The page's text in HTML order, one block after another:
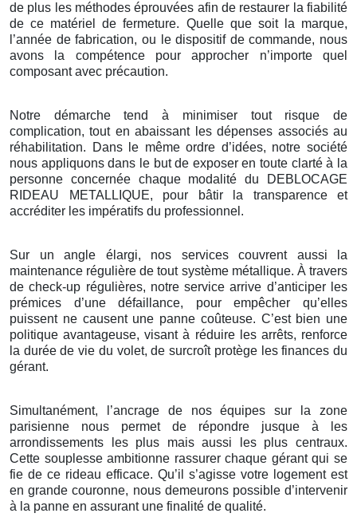
de plus les méthodes éprouvées afin de restaurer la fiabilité
de ce matériel de fermeture. Quelle que soit la marque,
l’année de fabrication, ou le dispositif de commande, nous
avons la compétence pour approcher n’importe quel
composant avec précaution.
Notre démarche tend à minimiser tout risque de
complication, tout en abaissant les dépenses associés au
réhabilitation. Dans le même ordre d’idées, notre société
nous appliquons dans le but de exposer en toute clarté à la
personne concernée chaque modalité du DEBLOCAGE
RIDEAU METALLIQUE, pour bâtir la transparence et
accréditer les impératifs du professionnel.
Sur un angle élargi, nos services couvrent aussi la
maintenance régulière de tout système métallique. À travers
de check-up régulières, notre service arrive d’anticiper les
prémices d’une défaillance, pour empêcher qu’elles
puissent ne causent une panne coûteuse. C’est bien une
politique avantageuse, visant à réduire les arrêts, renforce
la durée de vie du volet, de surcroît protège les finances du
gérant.
Simultanément, l’ancrage de nos équipes sur la zone
parisienne nous permet de répondre jusque à les
arrondissements les plus mais aussi les plus centraux.
Cette souplesse ambitionne rassurer chaque gérant qui se
fie de ce rideau efficace. Qu’il s’agisse votre logement est
en grande couronne, nous demeurons possible d’intervenir
à la panne en assurant une finalité de qualité.